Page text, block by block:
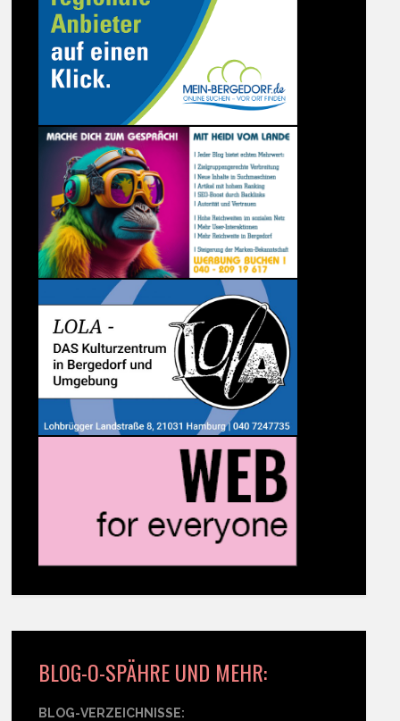
BLOG-O-SPÄHRE UND MEHR:
BLOG-VERZEICHNISSE: